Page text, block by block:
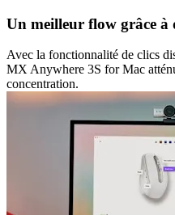
Un meilleur flow grâce à
Avec la fonctionnalité de clics
MX Anywhere 3S for Mac
concentration.